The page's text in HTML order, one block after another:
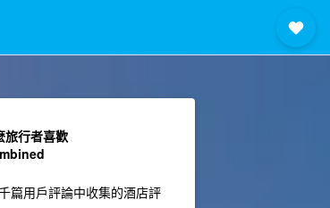
旅行者喜歡
篇用戶評論中收集的酒店評